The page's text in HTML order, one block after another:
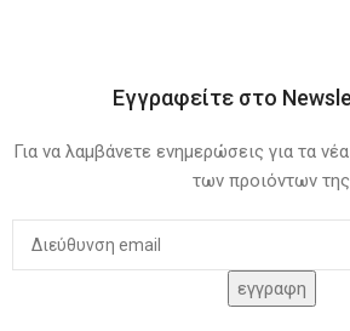
Εγγραφείτε στο
Για να λαμβάνετε ενημερώσεις για τα
των προιόντων της